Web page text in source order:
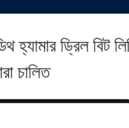
হ্যামার ড্রিল বিট
চালিত